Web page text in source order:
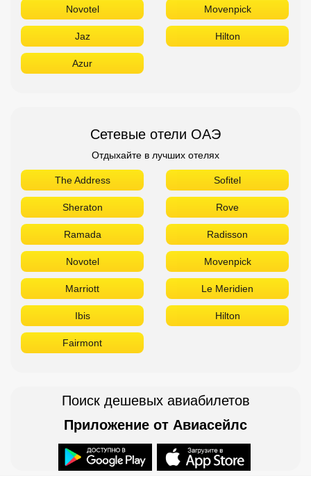
Novotel Movenpick
Jaz Hilton
Azur
Сетевые отели ОАЭ
Отдыхайте в лучших отелях
The Address Sofitel
Sheraton Rove
Ramada Radisson
Novotel Movenpick
Marriott Le Meridien
Ibis Hilton
Fairmont
Поиск дешевых авиабилетов
Приложение от Авиасейлс